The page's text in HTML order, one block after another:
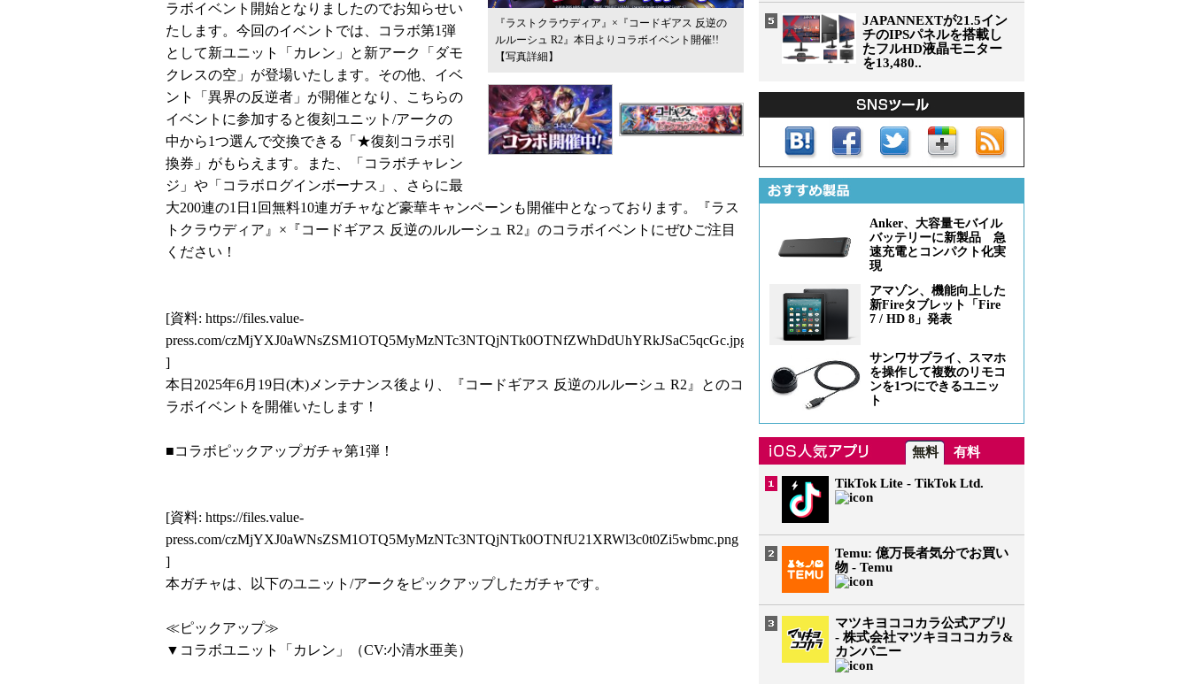
『ラストクラウディア』×『コードギアス 反逆の
ルルーシュ R2』本日よりコラボイベント開催!!
【写真詳細】
ラボイベント開始となりましたのでお知らせい
たします。今回のイベントでは、コラボ第1弾
として新ユニット「カレン」と新アーク「ダモ
クレスの空」が登場いたします。その他、イベ
ント「異界の反逆者」が開催となり、こちらの
イベントに参加すると復刻ユニット/アークの
中から1つ選んで交換できる「★復刻コラボ引
換券」がもらえます。また、「コラボチャレン
ジ」や「コラボログインボーナス」、さらに最
大200連の1日1回無料10連ガチャなど豪華キャンペーンも開催中となっております。『ラス
トクラウディア』×『コードギアス 反逆のルルーシュ R2』のコラボイベントにぜひご注目
ください！
[資料: https://files.value-
press.com/czMjYXJ0aWNsZSM1OTQ5MyMzNTc3NTQjNTk0OTNfZWhDdUhYRkJSaC5qcGc.jpg
]
本日2025年6月19日(木)メンテナンス後より、『コードギアス 反逆のルルーシュ R2』とのコ
ラボイベントを開催いたします！
■コラボピックアップガチャ第1弾！
[資料: https://files.value-
press.com/czMjYXJ0aWNsZSM1OTQ5MyMzNTc3NTQjNTk0OTNfU21XRWl3c0t0Zi5wbmc.png
]
本ガチャは、以下のユニット/アークをピックアップしたガチャです。
≪ピックアップ≫
▼コラボユニット「カレン」（CV:小清水亜美）
JAPANNEXTが21.5イン
チのIPSパネルを搭載し
たフルHD液晶モニター
を13,480..
Anker、大容量モバイル
バッテリーに新製品 急
速充電とコンパクト化実
現
アマゾン、機能向上した
新Fireタブレット「Fire
7 / HD 8」発表
サンワサプライ、スマホ
を操作して複数のリモコ
ンを1つにできるユニッ
ト
無料 有料
TikTok Lite - TikTok Ltd.
Temu: 億万長者気分でお買い
物 - Temu
マツキヨココカラ公式アプリ
- 株式会社マツキヨココカラ&
カンパニー